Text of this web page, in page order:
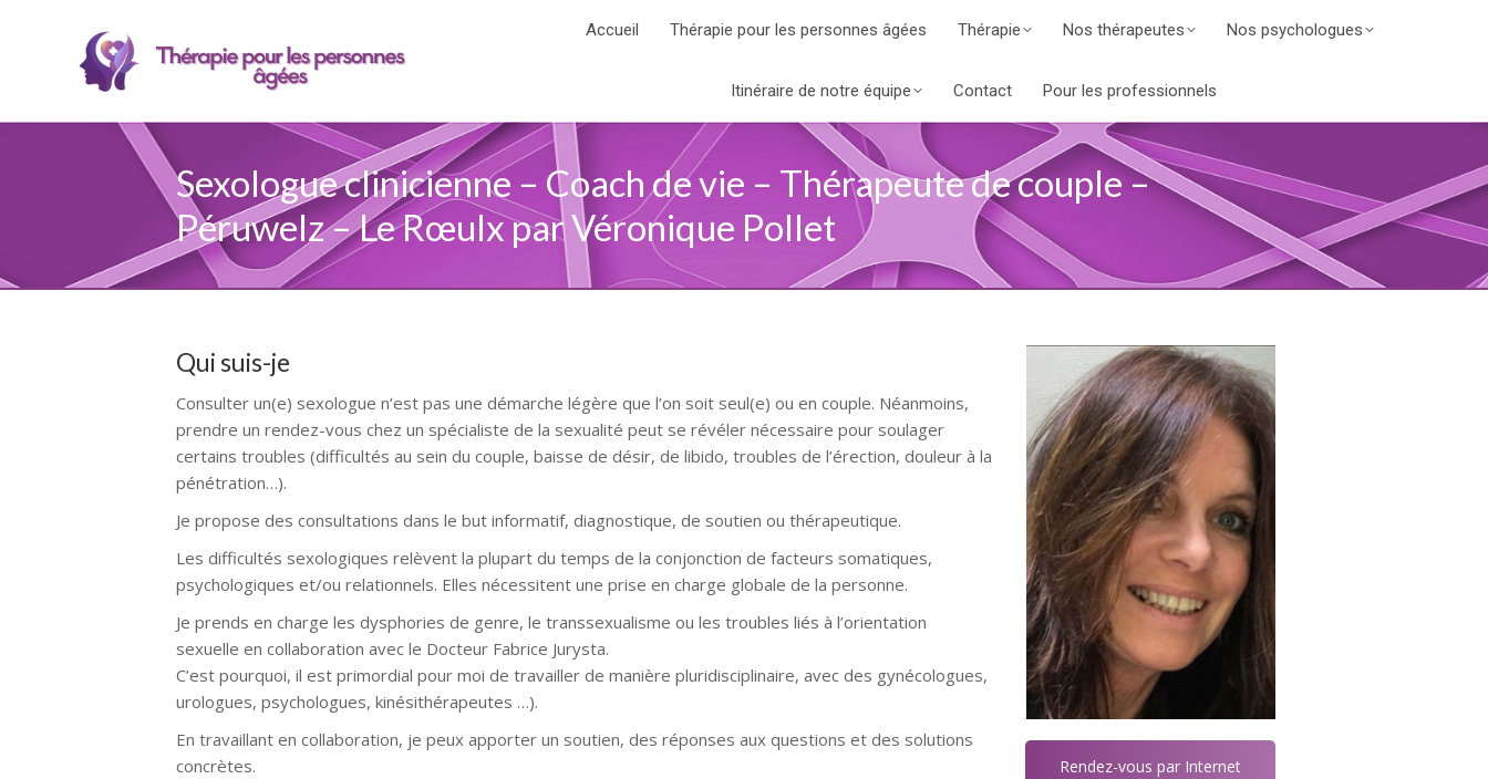
Accueil Thérapie pour les personnes âgées Thérapie Nos thérapeutes Nos psychologues
Itinéraire de notre équipe Contact Pour les professionnels
Sexologue clinicienne – Coach de vie – Thérapeute de couple –
Péruwelz – Le Rœulx par Véronique Pollet
Qui suis-je
Consulter un(e) sexologue n’est pas une démarche légère que l’on soit seul(e) ou en couple. Néanmoins,
prendre un rendez-vous chez un spécialiste de la sexualité peut se révéler nécessaire pour soulager
certains troubles (difficultés au sein du couple, baisse de désir, de libido, troubles de l’érection, douleur à la
pénétration…).
Je propose des consultations dans le but informatif, diagnostique, de soutien ou thérapeutique.
Les difficultés sexologiques relèvent la plupart du temps de la conjonction de facteurs somatiques,
psychologiques et/ou relationnels. Elles nécessitent une prise en charge globale de la personne.
Je prends en charge les dysphories de genre, le transsexualisme ou les troubles liés à l’orientation
sexuelle en collaboration avec le Docteur Fabrice Jurysta.
C’est pourquoi, il est primordial pour moi de travailler de manière pluridisciplinaire, avec des gynécologues,
urologues, psychologues, kinésithérapeutes …).
En travaillant en collaboration, je peux apporter un soutien, des réponses aux questions et des solutions
concrètes.
Rendez-vous par Internet